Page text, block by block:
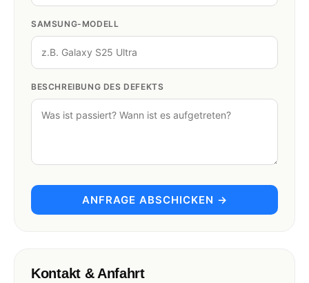
SAMSUNG-MODELL
BESCHREIBUNG DES DEFEKTS
ANFRAGE ABSCHICKEN →
Kontakt & Anfahrt